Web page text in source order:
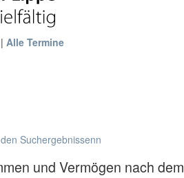
| Alle Termine
Suchergebnissenn
und Vermögen nach